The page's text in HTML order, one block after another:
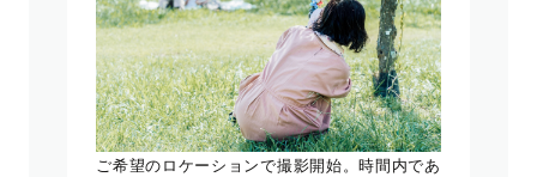
ご希望のロケーションで撮影開始。時間内であ